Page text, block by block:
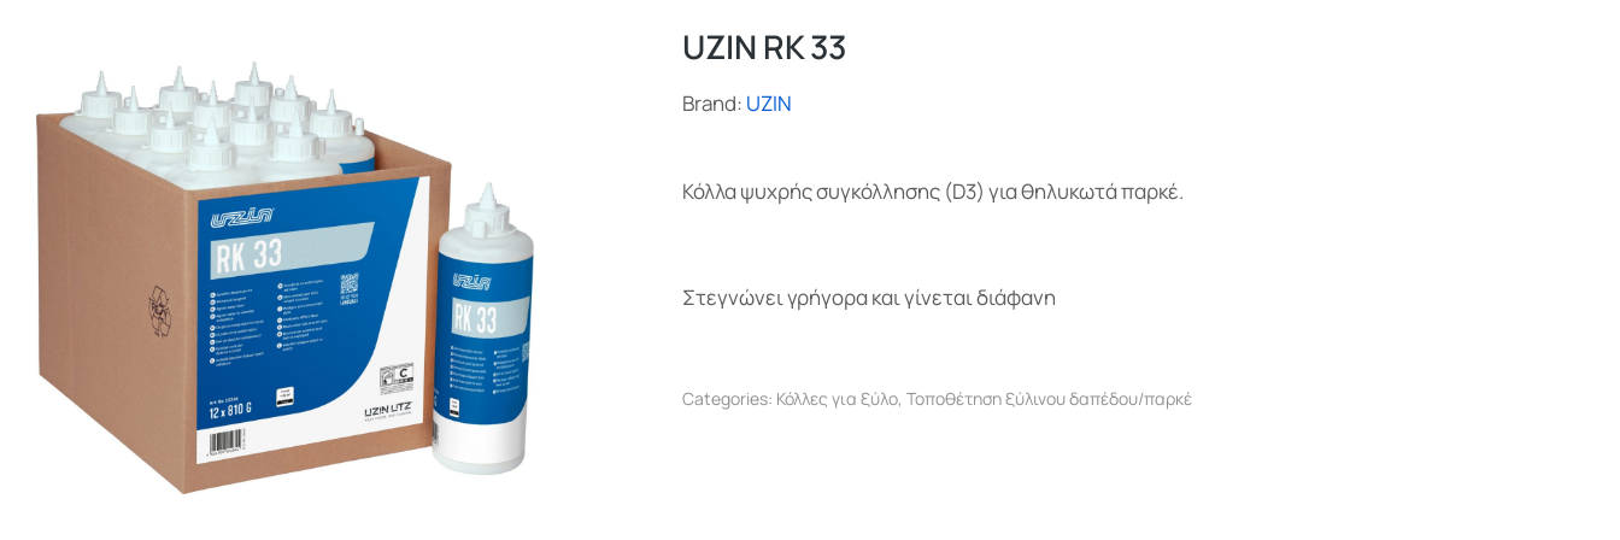
UZIN RK 33
Brand: UZIN
Κόλλα ψυχρής συγκόλλησης (D3) για θηλυκωτά παρκέ.
Στεγνώνει γρήγορα και γίνεται διάφανη
Categories: Κόλλες για ξύλο, Τοποθέτηση ξύλινου δαπέδου/παρκέ